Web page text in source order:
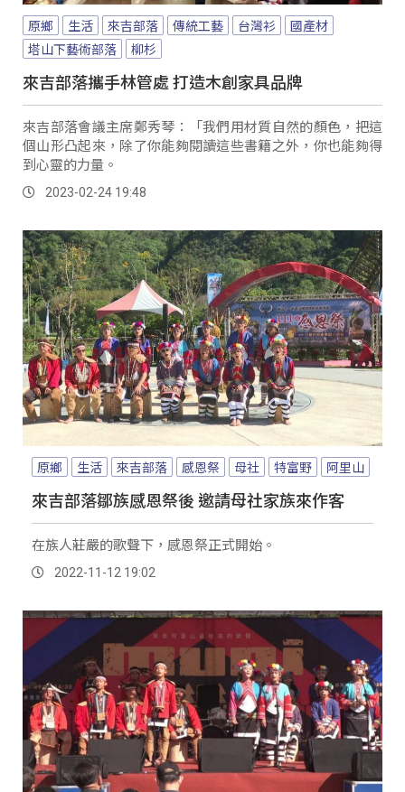
原鄉 生活 來吉部落 傳統工藝 台灣衫
國產材
塔山下藝術部落
柳杉
來吉部落攜手林管處 打造木創家具品牌
來吉部落會議主席鄭秀琴：「我們用材質自然的顏色，把這
個山形凸起來，除了你能夠閱讀這些書籍之外，你也能夠得
到心靈的力量。
2023-02-24 19:48
原鄉 生活 來吉部落 感恩祭 母社 特富野 阿里山
來吉部落鄒族感恩祭後 邀請母社家族來作客
在族人莊嚴的歌聲下，感恩祭正式開始。
2022-11-12 19:02